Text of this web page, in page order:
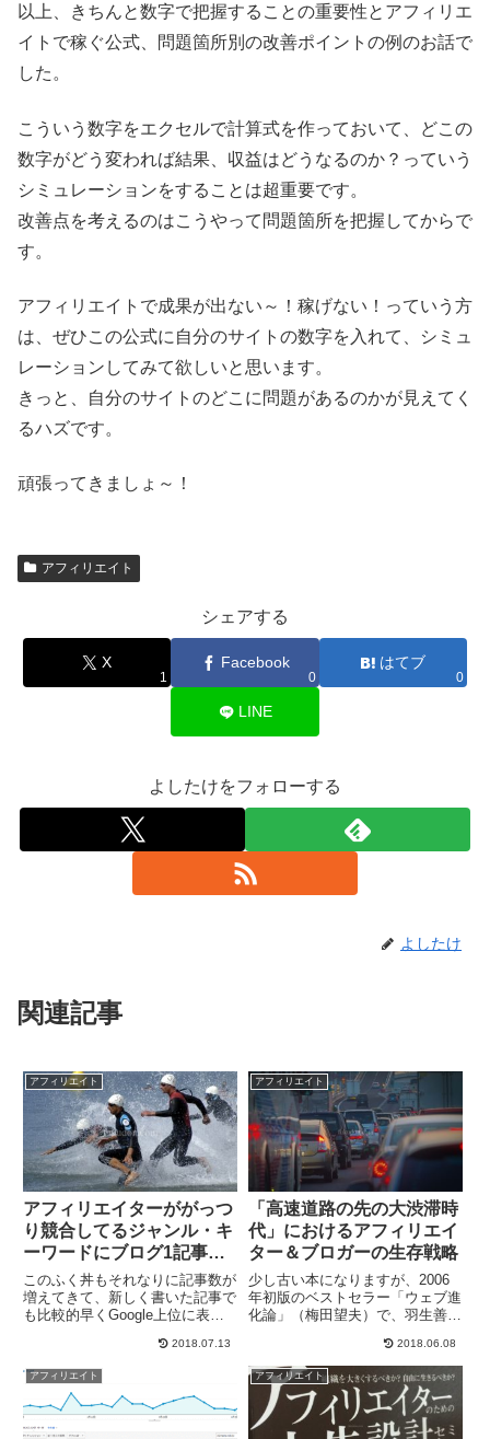
以上、きちんと数字で把握することの重要性とアフィリエ
イトで稼ぐ公式、問題箇所別の改善ポイントの例のお話で
した。
こういう数字をエクセルで計算式を作っておいて、どこの
数字がどう変われば結果、収益はどうなるのか？っていう
シミュレーションをすることは超重要です。
改善点を考えるのはこうやって問題箇所を把握してからで
す。
アフィリエイトで成果が出ない～！稼げない！っていう方
は、ぜひこの公式に自分のサイトの数字を入れて、シミュ
レーションしてみて欲しいと思います。
きっと、自分のサイトのどこに問題があるのかが見えてく
るハズです。
頑張ってきましょ～！
アフィリエイト
シェアする
X
1
Facebook
0
はてブ
0
LINE
よしたけをフォローする
よしたけ
関連記事
アフィリエイト
アフィリエイターががっつ
り競合してるジャンル・キ
ーワードにブログ1記事で
攻め入ってみた実験結果
このふく丼もそれなりに記事数が
増えてきて、新しく書いた記事で
も比較的早くGoogle上位に表示
ました。なかには、僕のブログ以
外、がっつり被リンクを送って
SEOかけてるようなアフィリエ
イトサイトに囲まれて、なぜか...
2018.07.13
アフィリエイト
「高速道路の先の大渋滞時
代」におけるアフィリエイ
ター＆ブロガーの生存戦略
少し古い本になりますが、2006
年初版のベストセラー「ウェブ進
化論」（梅田望夫）で、羽生善治
して語った興味深い言葉が紹介さ
れています。ITとネットの進化に
よって将棋の世界に起きた最大の
変化は、将棋が強くなるため...
2018.06.08
アフィリエイト アフィリエイト